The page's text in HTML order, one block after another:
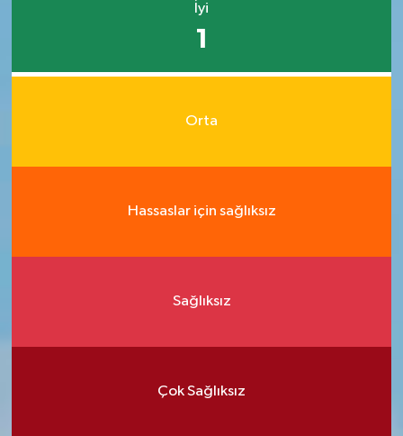
İyi
1
Orta
Hassaslar için sağlıksız
Sağlıksız
Çok Sağlıksız